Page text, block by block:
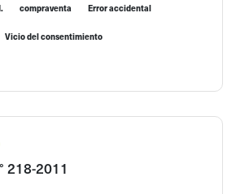
compraventa Error accidental
Vicio del consentimiento
218-2011